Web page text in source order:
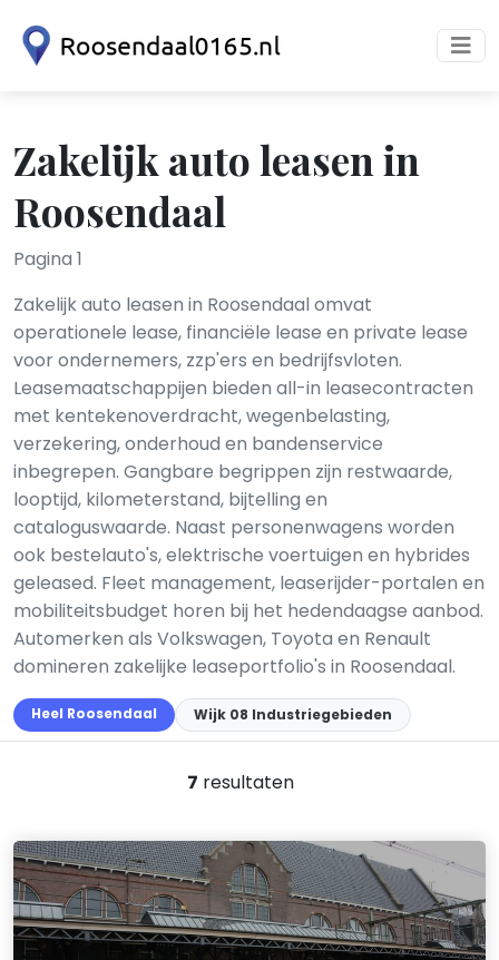
Zakelijk auto leasen in
Roosendaal
Pagina 1
Zakelijk auto leasen in Roosendaal omvat
operationele lease, financiële lease en private lease
voor ondernemers, zzp'ers en bedrijfsvloten.
Leasemaatschappijen bieden all-in leasecontracten
met kentekenoverdracht, wegenbelasting,
verzekering, onderhoud en bandenservice
inbegrepen. Gangbare begrippen zijn restwaarde,
looptijd, kilometerstand, bijtelling en
cataloguswaarde. Naast personenwagens worden
ook bestelauto's, elektrische voertuigen en hybrides
geleased. Fleet management, leaserijder-portalen en
mobiliteitsbudget horen bij het hedendaagse aanbod.
Automerken als Volkswagen, Toyota en Renault
domineren zakelijke leaseportfolio's in Roosendaal.
Heel Roosendaal Wijk 08 Industriegebieden
7 resultaten